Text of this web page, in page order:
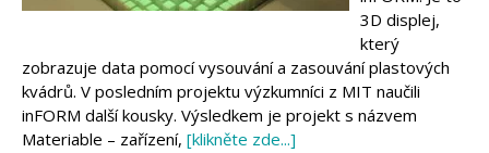
Makeblock
Koupit
3D displej,
který
zobrazuje data pomocí vysouvání a zasouvání plastových
kvádrů. V posledním projektu výzkumníci z MIT naučili
inFORM další kousky. Výsledkem je projekt s názvem
Materiable – zařízení, [klikněte zde...]